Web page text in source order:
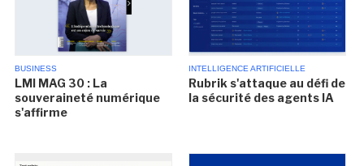
BUSINESS
LMI MAG 30 : La
souveraineté numérique
s'affirme
INTELLIGENCE ARTIFICIELLE
Rubrik s'attaque au défi de
la sécurité des agents IA